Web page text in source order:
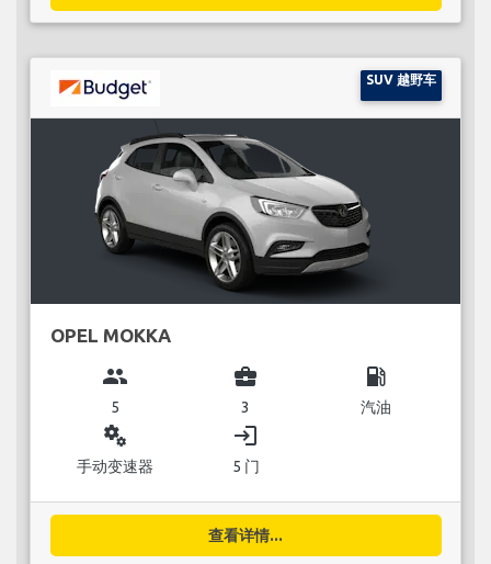
SUV 越野车
OPEL MOKKA
group
5
business_center
3
local_gas_station
汽油
miscellaneous_services
手动变速器
login
5 门
查看详情...